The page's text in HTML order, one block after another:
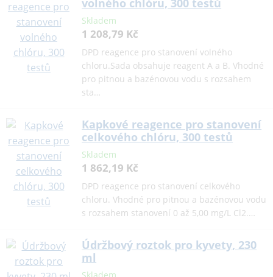
volného chlóru, 300 testů
Skladem
1 208,79 Kč
DPD reagence pro stanovení volného
chloru.Sada obsahuje reagent A a B. Vhodné
pro pitnou a bazénovou vodu s rozsahem
sta…
Kapkové reagence pro stanovení
celkového chlóru, 300 testů
Skladem
1 862,19 Kč
DPD reagence pro stanovení celkového
chloru. Vhodné pro pitnou a bazénovou vodu
s rozsahem stanovení 0 až 5,00 mg/L Cl2.…
Údržbový roztok pro kyvety, 230
ml